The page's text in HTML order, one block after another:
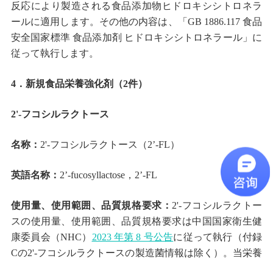
反応により製造される食品添加物ヒドロキシシトロネラ
ールに適用します。その他の内容は、「GB 1886.117 食品
安全国家標準 食品添加剤 ヒドロキシシトロネラール」に
従って執行します。
4．新規食品栄養強化剤（2件）
2'-フコシルラクトース
名称： 2'-フコシルラクトース（2’-FL）
英語名称： 2’-fucosyllactose，2’-FL
使用量、使用範囲、品質規格要求： 2'-フコシルラクトー
スの使用量、使用範囲、品質規格要求は中国国家衛生健
康委員会（NHC） 2023 年第 8 号公告に従って執行（付録
Cの2'-フコシルラクトースの製造菌情報は除く）。当栄養